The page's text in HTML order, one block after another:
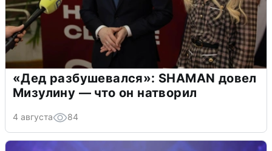
«Дед разбушевался»: SHAMAN довел
Мизулину — что он натворил
4 августа 84